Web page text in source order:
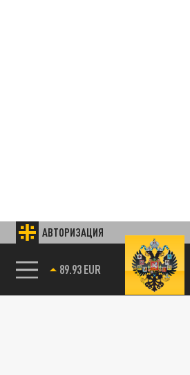
АВТОРИЗАЦИЯ
85.64 BRENT